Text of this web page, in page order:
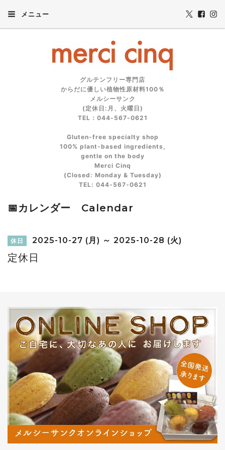
メニュー
グルテンフリー専門店
からだに優しい植物性原材料100％
メルシーサンク
(定休日:月、火曜日)
TEL：044-567-0621
Gluten‑free specialty shop
100% plant‑based ingredients,
gentle on the body
Merci Cinq
(Closed: Monday & Tuesday)
TEL: 044‑567‑0621
📅カレンダー Calendar
休日 2025-10-27 (月) ～ 2025-10-28 (火)
定休日